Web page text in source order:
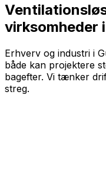
virksomheder
Erhverv og industri i
både kan projektere
bagefter. Vi tænker
streg.